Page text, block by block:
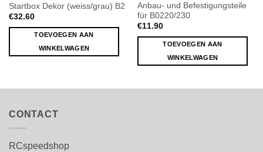
Startbox Dekor (weiss/grau) B2
€32.60
TOEVOEGEN AAN
WINKELWAGEN
Anbau- und Befestigungsteile
für B0220/230
€11.90
TOEVOEGEN AAN
WINKELWAGEN
CONTACT
RCspeedshop